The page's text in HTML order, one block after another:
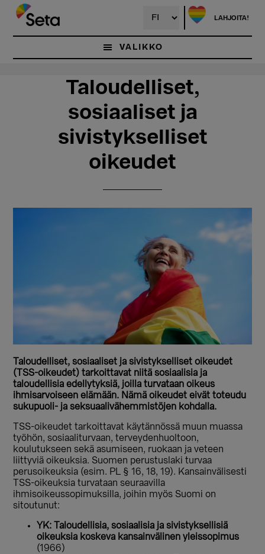
Hyppää
pääsisältöön
Hyppää
ensisijaiseen
sivupalkkiin
LAHJOITA!
VALIKKO
Taloudelliset,
sosiaaliset ja
sivistykselliset
oikeudet
Taloudelliset, sosiaaliset ja sivistykselliset oikeudet
(TSS-oikeudet) tarkoittavat niitä sosiaalisia ja
taloudellisia edellytyksiä, joilla turvataan oikeus
ihmisarvoiseen elämään. Nämä oikeudet eivät toteudu
sukupuoli- ja seksuaalivähemmistöjen kohdalla.
TSS-oikeudet tarkoittavat käytännössä muun muassa
työhön, sosiaaliturvaan, terveydenhuoltoon,
koulutukseen sekä asumiseen, ruokaan ja veteen
liittyviä oikeuksia. Suomen perustuslaki turvaa
perusoikeuksia (esim. PL § 16, 18, 19). Kansainvälisesti
TSS-oikeuksia turvataan seuraavilla
ihmisoikeussopimuksilla, joihin myös Suomi on
sitoutunut:
YK: Taloudellisia, sosiaalisia ja sivistyksellisiä
oikeuksia koskeva kansainvälinen yleissopimus
(1966)